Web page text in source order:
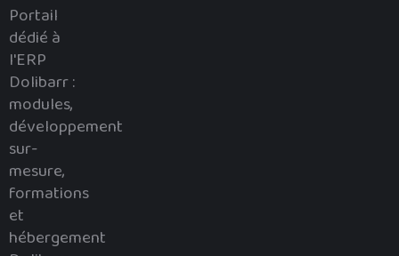
Portail
dédié à
l'ERP
Dolibarr :
modules,
développement
sur-
mesure,
formations
et
hébergement